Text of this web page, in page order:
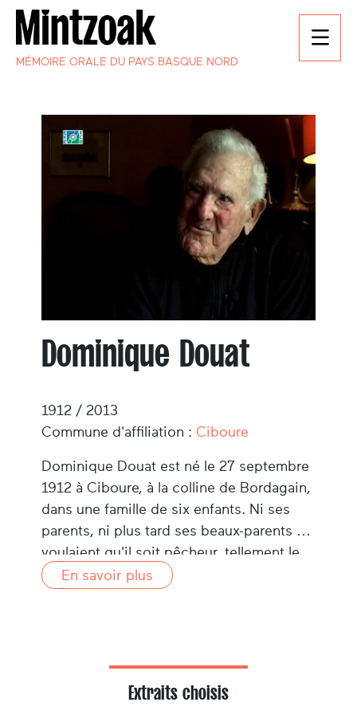
MÉMOIRE ORALE DU PAYS BASQUE NORD
Dominique Douat
1912 / 2013
Commune d'affiliation : Ciboure
Dominique Douat est né le 27 septembre
1912 à Ciboure, à la colline de Bordagain,
dans une famille de six enfants. Ni ses
parents, ni plus tard ses beaux-parents ne
voulaient qu'il soit pêcheur, tellement le
métier, à une époque, était dur.Dominique
notamment dès 1947 l'installation de
viviers, d'abord sur le pont puis intégrés
En savoir plus
Extraits choisis